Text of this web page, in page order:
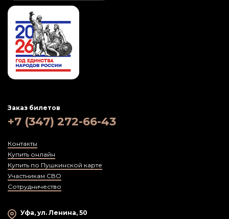
Заказ билетов
+7 (347) 272-66-43
Контакты
Купить онлайн
Купить по Пушкинской карте
Участникам СВО
Сотрудничество
Уфа, ул. Ленина, 50